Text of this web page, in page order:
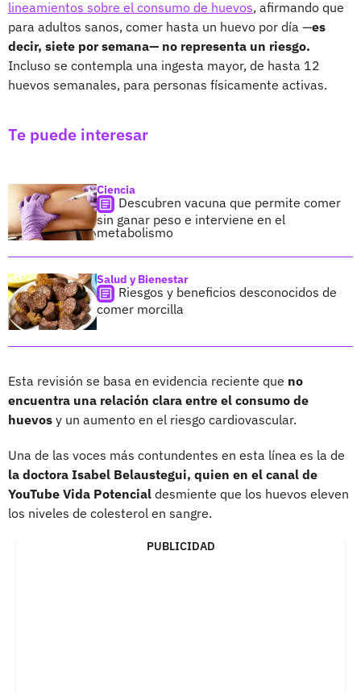
lineamientos sobre el consumo de huevos, afirmando que
para adultos sanos, comer hasta un huevo por día —es
decir, siete por semana— no representa un riesgo.
Incluso se contempla una ingesta mayor, de hasta 12
huevos semanales, para personas físicamente activas.
Te puede interesar
Ciencia
Descubren vacuna que permite comer
sin ganar peso e interviene en el
metabolismo
Salud y Bienestar
Riesgos y beneficios desconocidos de
comer morcilla
Esta revisión se basa en evidencia reciente que no
encuentra una relación clara entre el consumo de
huevos y un aumento en el riesgo cardiovascular.
Una de las voces más contundentes en esta línea es la de
la doctora Isabel Belaustegui, quien en el canal de
YouTube Vida Potencial desmiente que los huevos eleven
los niveles de colesterol en sangre.
PUBLICIDAD